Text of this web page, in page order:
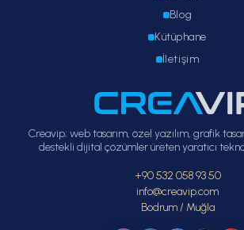
Blog
Kütüphane
İletişim
Creavip; web tasarım, özel yazılım, grafik
destekli dijital çözümler üreten yaratıcı
+90 532 058 93 50
info@creavip.com
Bodrum / Muğla